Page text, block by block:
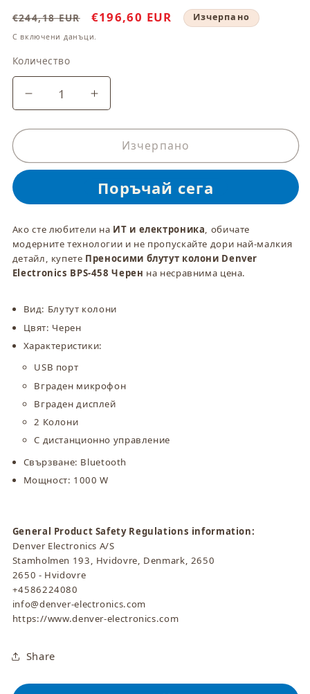
Обичайна
цена
€244,18 EUR
Цена
при
€196,60 EUR Изчерпано
С включени данъци.
Количество
Количество
Намаляване
на
количеството
Преносими
Denver
Electronics
BPS-
458
Черен
Увеличаване
на
количеството
Преносими
колони
Denver
BPS-
458
Черен
Изчерпано
Ако сте любители на ИТ и електроника, обичате
модерните технологии и не пропускайте дори най-малкия
детайл, купете Преносими блутут колони Denver
Electronics BPS-458 Черен на несравнима цена.
Вид: Блутут колони
Цвят: Черен
Характеристики:
USB порт
Вграден микрофон
Вграден дисплей
2 Колони
С дистанционно управление
Свързване: Bluetooth
Мощност: 1000 W
General Product Safety Regulations information:
Denver Electronics A/S
Stamholmen 193, Hvidovre, Denmark, 2650
2650 - Hvidovre
+4586224080
info@denver-electronics.com
https://www.denver-electronics.com
Share